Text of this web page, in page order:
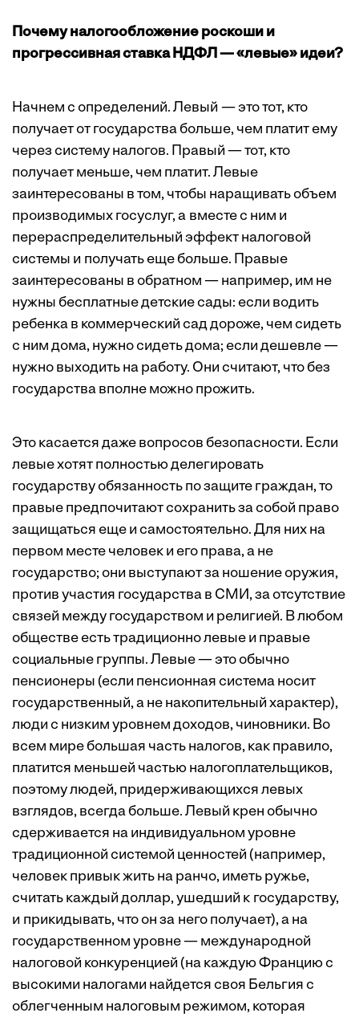
Почему налогообложение роскоши и
прогрессивная ставка НДФЛ — «левые» идеи?
Начнем с определений. Левый — это тот, кто
получает от государства больше, чем платит ему
через систему налогов. Правый — тот, кто
получает меньше, чем платит. Левые
заинтересованы в том, чтобы наращивать объем
производимых госуслуг, а вместе с ним и
перераспределительный эффект налоговой
системы и получать еще больше. Правые
заинтересованы в обратном — например, им не
нужны бесплатные детские сады: если водить
ребенка в коммерческий сад дороже, чем сидеть
с ним дома, нужно сидеть дома; если дешевле —
нужно выходить на работу. Они считают, что без
государства вполне можно прожить.
Это касается даже вопросов безопасности. Если
левые хотят полностью делегировать
государству обязанность по защите граждан, то
правые предпочитают сохранить за собой право
защищаться еще и самостоятельно. Для них на
первом месте человек и его права, а не
государство; они выступают за ношение оружия,
против участия государства в СМИ, за отсутствие
связей между государством и религией. В любом
обществе есть традиционно левые и правые
социальные группы. Левые — это обычно
пенсионеры (если пенсионная система носит
государственный, а не накопительный характер),
люди с низким уровнем доходов, чиновники. Во
всем мире большая часть налогов, как правило,
платится меньшей частью налогоплательщиков,
поэтому людей, придерживающихся левых
взглядов, всегда больше. Левый крен обычно
сдерживается на индивидуальном уровне
традиционной системой ценностей (например,
человек привык жить на ранчо, иметь ружье,
считать каждый доллар, ушедший к государству,
и прикидывать, что он за него получает), а на
государственном уровне — международной
налоговой конкуренцией (на каждую Францию с
высокими налогами найдется своя Бельгия с
облегченным налоговым режимом, которая